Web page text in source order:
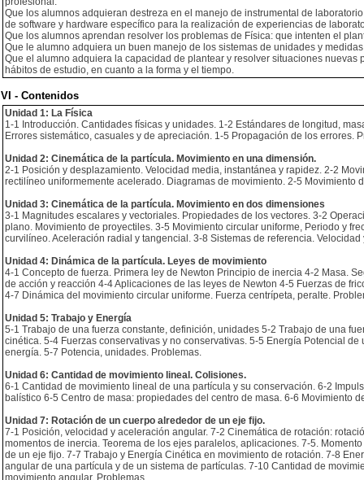
Que los alumnos adquieran destreza en el manejo de instrumental de
de software y hardware específico para la realización de experiencias de
Que los alumnos aprendan resolver los problemas de Física: que intenten el
Que le alumno adquiera un buen manejo de los sistemas de unidades y
Que el alumno adquiera la capacidad de plantear y resolver situaciones
hábitos de estudio, en cuanto a la forma y el tiempo.
VI - Contenidos
Unidad 1: La Física
1-1 Introducción. Cantidades físicas y unidades. 1-2 Estándares de longitud,
Errores sistemático, casuales y de apreciación. 1-5 Propagación de los errores.
Unidad 2: Cinemática de la partícula. Movimiento en una dimensión.
2-1 Posición y desplazamiento. Velocidad media, instantánea y rapidez. 2-2
rectilíneo uniformemente acelerado. Diagramas de movimiento. 2-5 Movimiento
Unidad 3: Cinemática de la partícula. Movimiento en dos dimensiones
3-1 Magnitudes escalares y vectoriales. Propiedades de los vectores. 3-2
plano. Movimiento de proyectiles. 3-5 Movimiento circular uniforme, Periodo y
curvilíneo. Aceleración radial y tangencial. 3-8 Sistemas de referencia.
Unidad 4: Dinámica de la partícula. Leyes de movimiento
4-1 Concepto de fuerza. Primera ley de Newton Principio de inercia 4-2 Masa.
de acción y reacción 4-4 Aplicaciones de las leyes de Newton 4-5 Fuerzas de
4-7 Dinámica del movimiento circular uniforme. Fuerza centrípeta, peralte.
Unidad 5: Trabajo y Energía
5-1 Trabajo de una fuerza constante, definición, unidades 5-2 Trabajo de una
cinética. 5-4 Fuerzas conservativas y no conservativas. 5-5 Energía Potencial
energía. 5-7 Potencia, unidades. Problemas.
Unidad 6: Cantidad de movimiento lineal. Colisiones.
6-1 Cantidad de movimiento lineal de una partícula y su conservación. 6-2
balístico 6-5 Centro de masa: propiedades del centro de masa. 6-6 Movimiento
Unidad 7: Rotación de un cuerpo alrededor de un eje fijo.
7-1 Posición, velocidad y aceleración angular. 7-2 Cinemática de rotación:
momentos de inercia. Teorema de los ejes paralelos, aplicaciones. 7-5.
de un eje fijo. 7-7 Trabajo y Energía Cinética en movimiento de rotación. 7-8
angular de una partícula y de un sistema de partículas. 7-10 Cantidad de
movimiento angular. Problemas